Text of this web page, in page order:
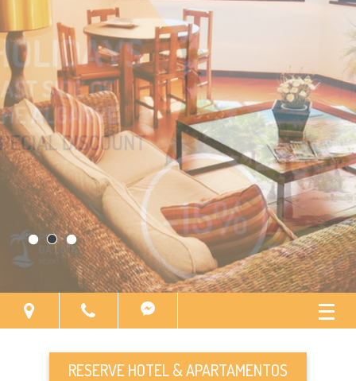
A 100 METROS DE
UMA DAS MELHORES
PRAIAS DE
PORTUGAL
RESERVE HOTEL & APARTAMENTOS